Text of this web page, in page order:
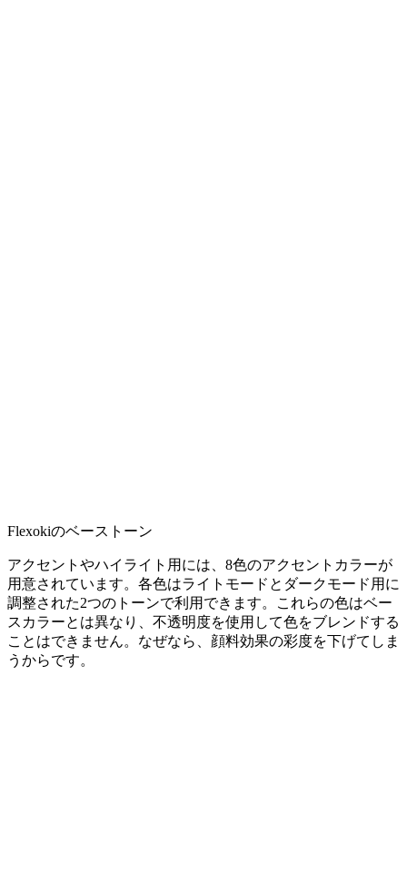
Flexokiのベーストーン
アクセントやハイライト用には、8色のアクセントカラーが
用意されています。各色はライトモードとダークモード用に
調整された2つのトーンで利用できます。これらの色はベー
スカラーとは異なり、不透明度を使用して色をブレンドする
ことはできません。なぜなら、顔料効果の彩度を下げてしま
うからです。